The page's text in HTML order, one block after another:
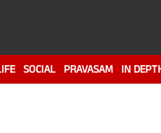
SOCIAL PRAVASAM IN